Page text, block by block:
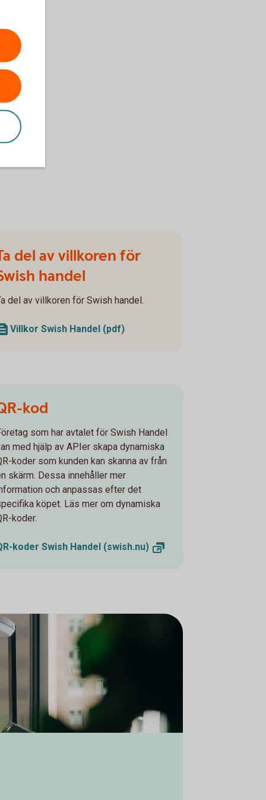
del av villkoren för
handel
del av villkoren för Swish handel.
Villkor Swish Handel (pdf)
kod
som har avtalet för Swish Handel
med hjälp av APIer skapa dynamiska
koder som kunden kan skanna av från
skärm. Dessa innehåller mer
och anpassas efter det
köpet. Läs mer om dynamiska
koder.
koder Swish Handel (swish.nu)